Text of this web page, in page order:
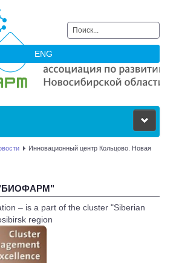
Искать...
ENG
Инновационный центр Кольцово. Новая
– is a part of the cluster "Siberian
region